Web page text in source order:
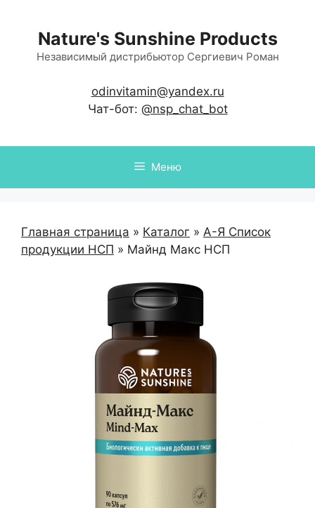
содержимому
Nature's Sunshine Products
Независимый дистрибьютор Сергиевич Роман
odinvitamin@yandex.ru
Чат-бот: @nsp_chat_bot
Меню
Главная страница » Каталог » А-Я Список
продукции НСП » Майнд Макc НСП